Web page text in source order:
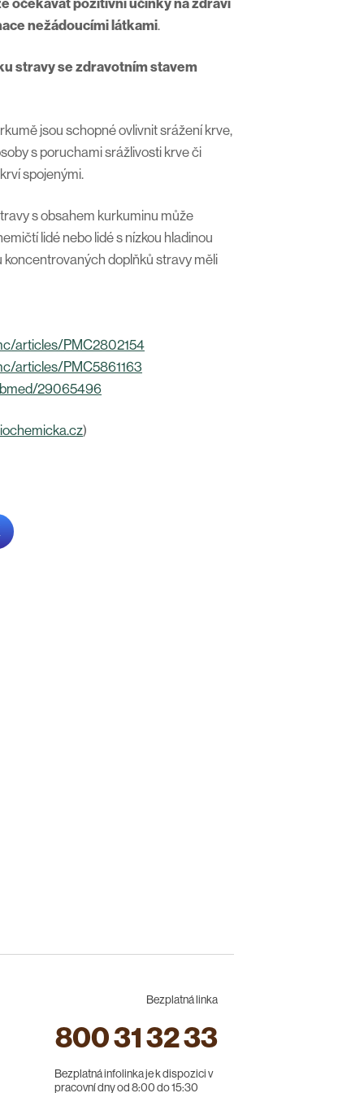
očekávat pozitivní účinky na zdraví
nežádoucími látkami.
stravy se zdravotním stavem
jsou schopné ovlivnit srážení krve,
s poruchami srážlivosti krve či
spojenými.
s obsahem kurkuminu může
lidé nebo lidé s nízkou hladinou
doplňků stravy měli
articles/PMC2802154
articles/PMC5861163
29065496
)
Bezplatná linka
800 31 32 33
Bezplatná infolinka je k dispozici v
pracovní dny od 8:00 do 15:30